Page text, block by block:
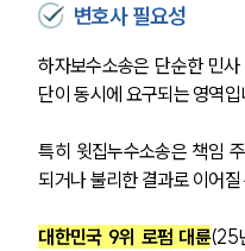
변호사 필요성
하자보수소송은 단순한 민
단이 동시에 요구되는 영역입
특히 윗집누수소송은 책임
되거나 불리한 결과로 이어
대한민국 9위 로펌 대륜(25